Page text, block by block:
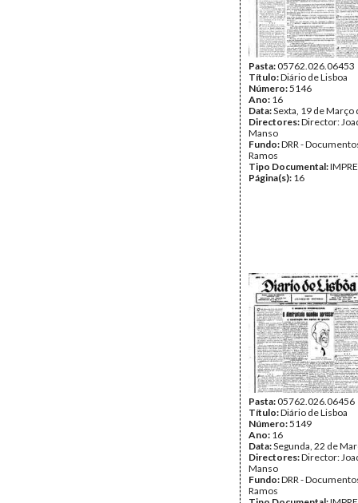
Pasta:05762.026.06453
Título:Diário de Lisboa
Número:5146
Ano: 16
Data:Sexta, 19 de Março
Directores:Director:
Manso
Fundo:DRR -
Ramos
Tipo Documental:
Página(s): 16
Pasta:05762.026.06456
Título:Diário de Lisboa
Número:5149
Ano: 16
Data:Segunda, 22 de
Directores:Director:
Manso
Fundo:DRR -
Ramos